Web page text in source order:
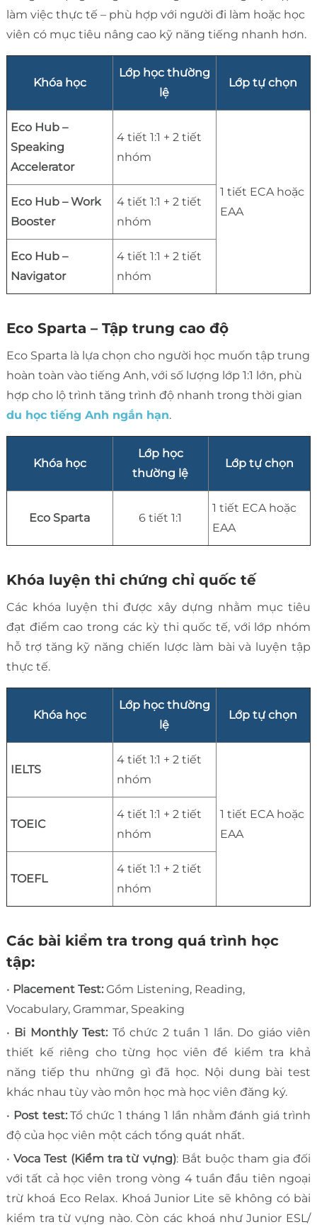
làm việc thực tế – phù hợp với người đi làm hoặc học
viên có mục tiêu nâng cao kỹ năng tiếng nhanh hơn.
Khóa học
Lớp học thường
lệ
Lớp tự chọn
Eco Hub –
Speaking
Accelerator
4 tiết 1:1 + 2 tiết
nhóm
1 tiết ECA hoặc
EAA
Eco Hub – Work
Booster
4 tiết 1:1 + 2 tiết
nhóm
Eco Hub –
Navigator
4 tiết 1:1 + 2 tiết
nhóm
Eco Sparta – Tập trung cao độ
Eco Sparta là lựa chọn cho người học muốn tập trung
hoàn toàn vào tiếng Anh, với số lượng lớp 1:1 lớn, phù
hợp cho lộ trình tăng trình độ nhanh trong thời gian
du học tiếng Anh ngắn hạn.
Khóa học
Lớp học
thường lệ
Lớp tự chọn
Eco Sparta 6 tiết 1:1
1 tiết ECA hoặc
EAA
Khóa luyện thi chứng chỉ quốc tế
Các khóa luyện thi được xây dựng nhằm mục tiêu
đạt điểm cao trong các kỳ thi quốc tế, với lớp nhóm
hỗ trợ tăng kỹ năng chiến lược làm bài và luyện tập
thực tế.
Khóa học
Lớp học thường
lệ
Lớp tự chọn
IELTS
4 tiết 1:1 + 2 tiết
nhóm
1 tiết ECA hoặc
EAA
TOEIC
4 tiết 1:1 + 2 tiết
nhóm
TOEFL
4 tiết 1:1 + 2 tiết
nhóm
Các bài kiểm tra trong quá trình học
tập:
• Placement Test:Gồm Listening, Reading,
Vocabulary, Grammar, Speaking
• Bi Monthly Test: Tổ chức 2 tuần 1 lần. Do giáo viên
thiết kế riêng cho từng học viên để kiểm tra khả
năng tiếp thu những gì đã học. Nội dung bài test
khác nhau tùy vào môn học mà học viên đăng ký.
• Post test:Tổ chức 1 tháng 1 lần nhằm đánh giá trình
độ của học viên một cách tổng quát nhất.
•Voca Test (Kiểm tra từ vựng): Bắt buộc tham gia đối
với tất cả học viên trong vòng 4 tuần đầu tiên ngoại
trừ khoá Eco Relax. Khoá Junior Lite sẽ không có bài
kiểm tra từ vựng nào. Còn các khoá như Junior ESL/